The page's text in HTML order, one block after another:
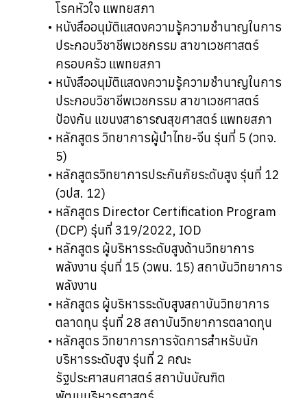
โรคหัวใจ แพทยสภา
หนังสืออนุมัติแสดงความรู้ความชำนาญในการ
ประกอบวิชาชีพเวชกรรม สาขาเวชศาสตร์
ครอบครัว แพทยสภา
หนังสืออนุมัติแสดงความรู้ความชำนาญในการ
ประกอบวิชาชีพเวชกรรม สาขาเวชศาสตร์
ป้องกัน แขนงสาธารณสุขศาสตร์ แพทยสภา
หลักสูตร วิทยาการผู้นำไทย-จีน รุ่นที่ 5 (วทจ.
5)
หลักสูตรวิทยาการประกันภัยระดับสูง รุ่นที่ 12
(วปส. 12)
หลักสูตร Director Certification Program
(DCP) รุ่นที่ 319/2022, IOD
หลักสูตร ผู้บริหารระดับสูงด้านวิทยาการ
พลังงาน รุ่นที่ 15 (วพน. 15) สถาบันวิทยาการ
พลังงาน
หลักสูตร ผู้บริหารระดับสูงสถาบันวิทยาการ
ตลาดทุน รุ่นที่ 28 สถาบันวิทยาการตลาดทุน
หลักสูตร วิทยาการการจัดการสำหรับนัก
บริหารระดับสูง รุ่นที่ 2 คณะ
รัฐประศาสนศาสตร์ สถาบันบัณฑิต